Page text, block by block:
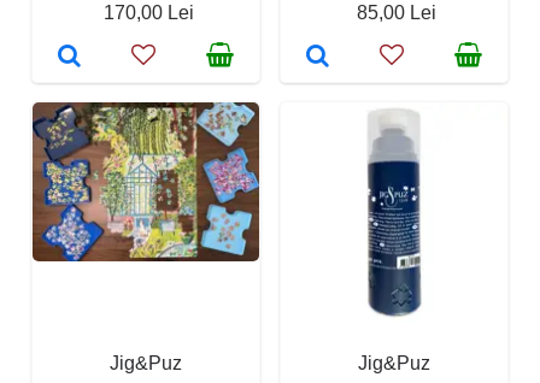
170,00 Lei
85,00 Lei
Jig&Puz Jig&Puz